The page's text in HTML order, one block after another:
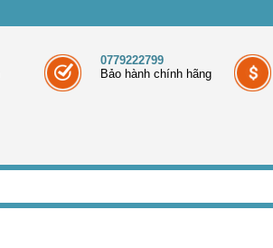
0779222799
Bảo hành chính hãng